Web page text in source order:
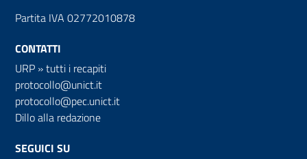
Partita IVA 02772010878
CONTATTI
URP »tutti i recapiti
protocollo@unict.it
protocollo@pec.unict.it
Dillo alla redazione
SEGUICI SU